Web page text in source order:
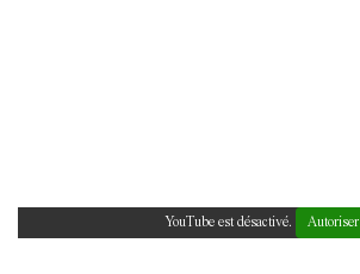
YouTube est désactivé. Autoriser